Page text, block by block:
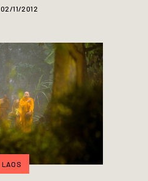
02/11/2012
LAOS